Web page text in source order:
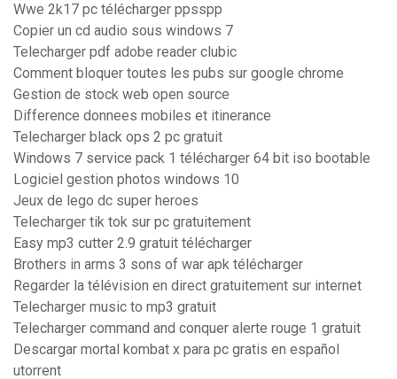
Wwe 2k17 pc télécharger ppsspp
Copier un cd audio sous windows 7
Telecharger pdf adobe reader clubic
Comment bloquer toutes les pubs sur google chrome
Gestion de stock web open source
Difference donnees mobiles et itinerance
Telecharger black ops 2 pc gratuit
Windows 7 service pack 1 télécharger 64 bit iso bootable
Logiciel gestion photos windows 10
Jeux de lego dc super heroes
Telecharger tik tok sur pc gratuitement
Easy mp3 cutter 2.9 gratuit télécharger
Brothers in arms 3 sons of war apk télécharger
Regarder la télévision en direct gratuitement sur internet
Telecharger music to mp3 gratuit
Telecharger command and conquer alerte rouge 1 gratuit
Descargar mortal kombat x para pc gratis en español
utorrent